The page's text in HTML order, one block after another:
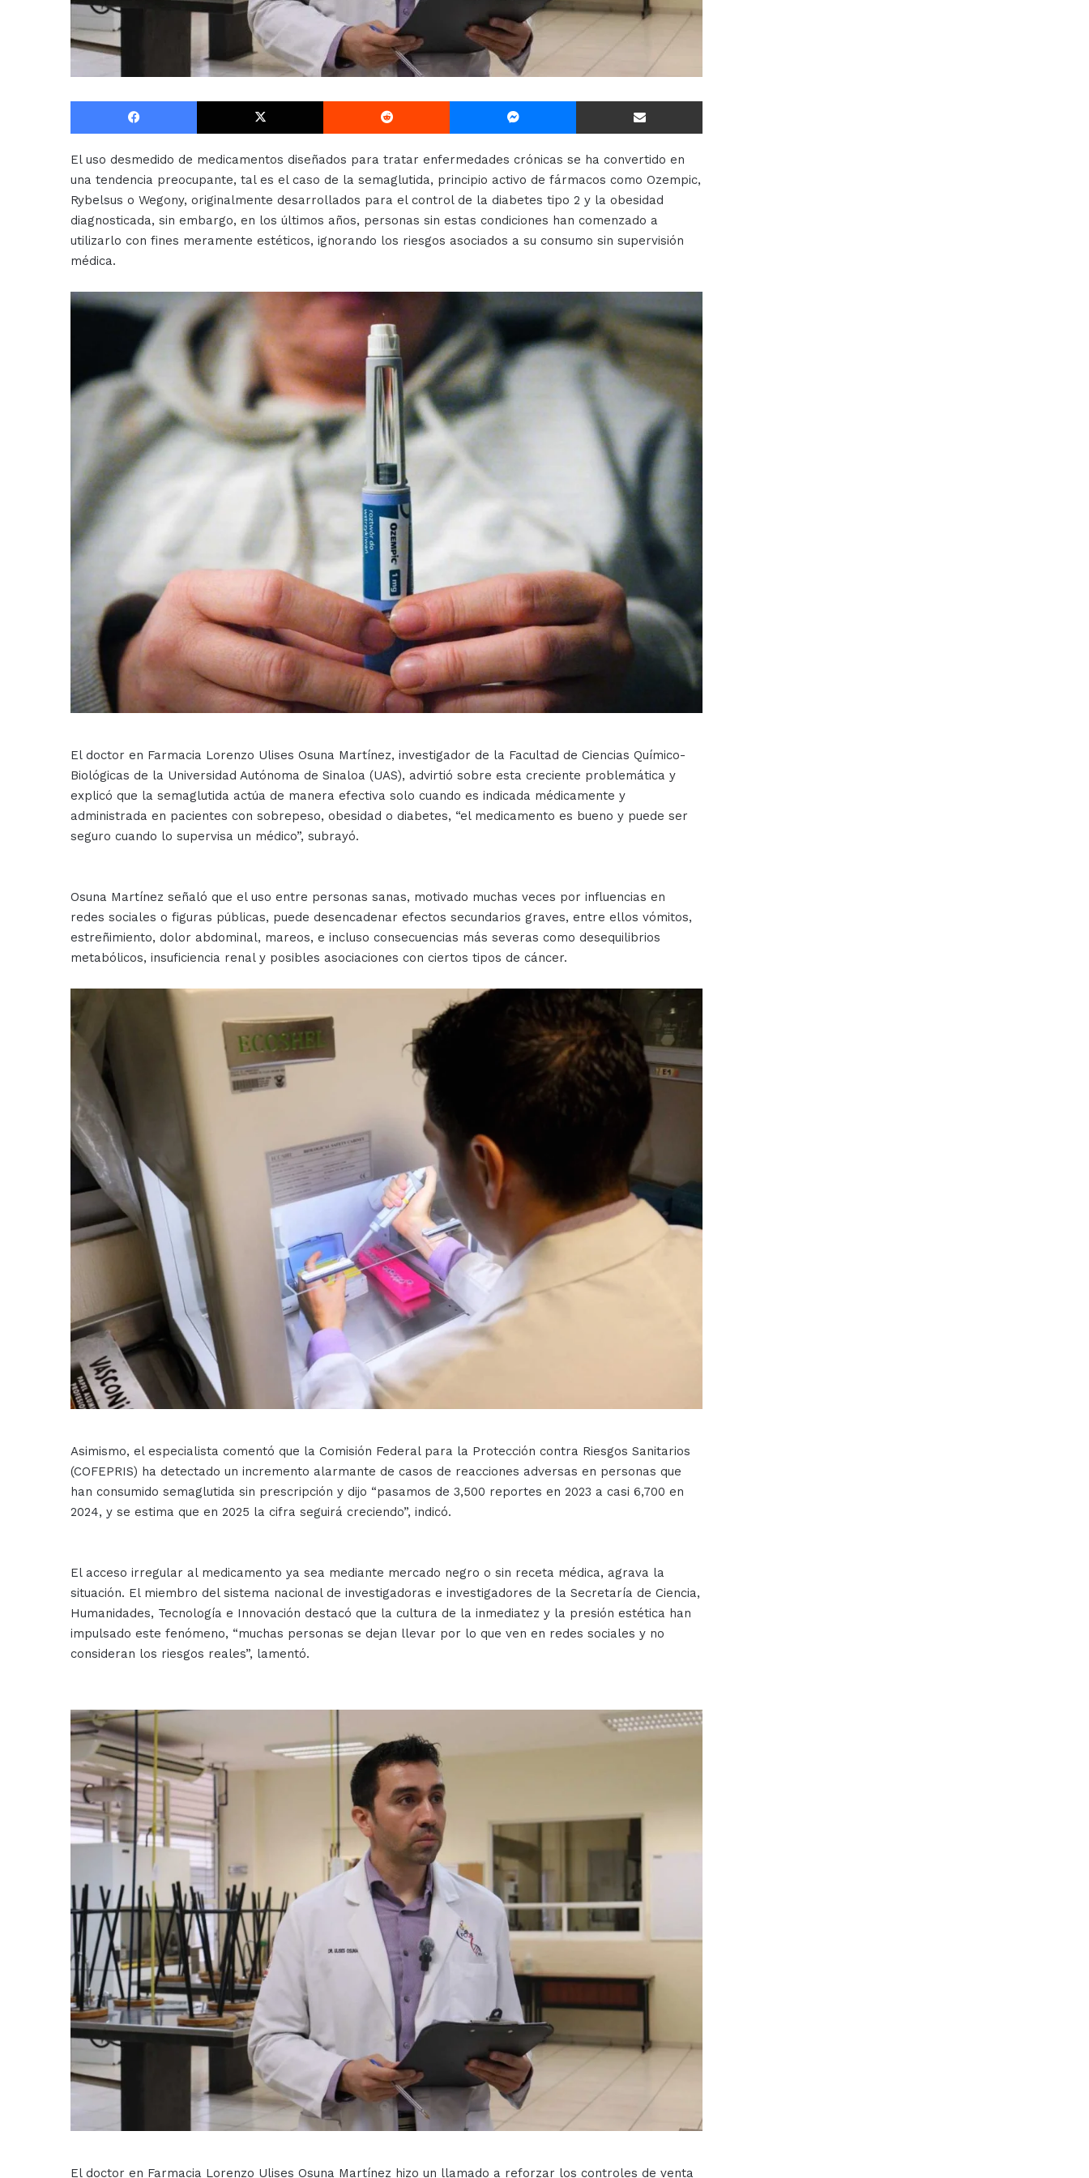
Facebook X Reddit Messenger Compartir Via E-mail
El uso desmedido de medicamentos diseñados para tratar enfermedades crónicas se ha convertido en
una tendencia preocupante, tal es el caso de la semaglutida, principio activo de fármacos como Ozempic,
Rybelsus o Wegony, originalmente desarrollados para el control de la diabetes tipo 2 y la obesidad
diagnosticada, sin embargo, en los últimos años, personas sin estas condiciones han comenzado a
utilizarlo con fines meramente estéticos, ignorando los riesgos asociados a su consumo sin supervisión
médica.
El doctor en Farmacia Lorenzo Ulises Osuna Martínez, investigador de la Facultad de Ciencias Químico-
Biológicas de la Universidad Autónoma de Sinaloa (UAS), advirtió sobre esta creciente problemática y
explicó que la semaglutida actúa de manera efectiva solo cuando es indicada médicamente y
administrada en pacientes con sobrepeso, obesidad o diabetes, “el medicamento es bueno y puede ser
seguro cuando lo supervisa un médico”, subrayó.
Osuna Martínez señaló que el uso entre personas sanas, motivado muchas veces por influencias en
redes sociales o figuras públicas, puede desencadenar efectos secundarios graves, entre ellos vómitos,
estreñimiento, dolor abdominal, mareos, e incluso consecuencias más severas como desequilibrios
metabólicos, insuficiencia renal y posibles asociaciones con ciertos tipos de cáncer.
Asimismo, el especialista comentó que la Comisión Federal para la Protección contra Riesgos Sanitarios
(COFEPRIS) ha detectado un incremento alarmante de casos de reacciones adversas en personas que
han consumido semaglutida sin prescripción y dijo “pasamos de 3,500 reportes en 2023 a casi 6,700 en
2024, y se estima que en 2025 la cifra seguirá creciendo”, indicó.
El acceso irregular al medicamento ya sea mediante mercado negro o sin receta médica, agrava la
situación. El miembro del sistema nacional de investigadoras e investigadores de la Secretaría de Ciencia,
Humanidades, Tecnología e Innovación destacó que la cultura de la inmediatez y la presión estética han
impulsado este fenómeno, “muchas personas se dejan llevar por lo que ven en redes sociales y no
consideran los riesgos reales”, lamentó.
El doctor en Farmacia Lorenzo Ulises Osuna Martínez hizo un llamado a reforzar los controles de venta